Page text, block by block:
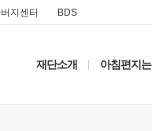
지센터 BDS
재단소개 아침편지는